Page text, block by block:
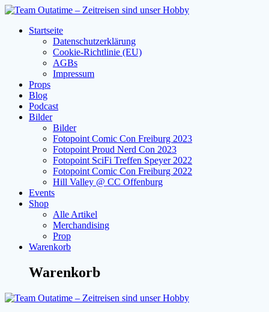
Zum
springenStartseite
Datenschutzerklärung
Cookie-Richtlinie (EU)
AGBs
Impressum
Props
Blog
Podcast
Bilder
Bilder
Fotopoint Comic Con Freiburg 2023
Fotopoint Proud Nerd Con 2023
Fotopoint SciFi Treffen Speyer 2022
Fotopoint Comic Con Freiburg 2022
Hill Valley @ CC Offenburg
Events
Shop
Alle Artikel
Merchandising
Prop
Warenkorb
Warenkorb